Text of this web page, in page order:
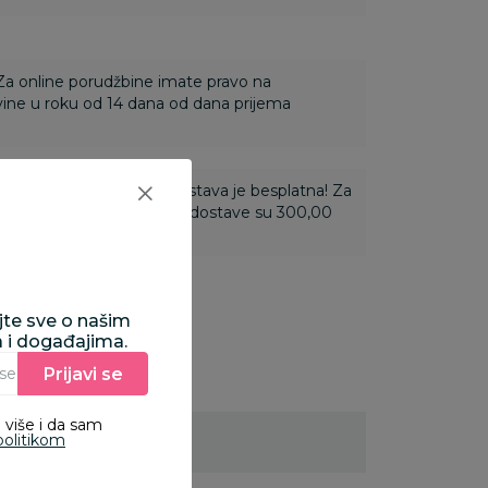
online porudžbine imate pravo na
u roku od 14 dana od dana prijema
3.500,00 rsd i više dostava je besplatna! Za
3.499,99 rsd troškovi dostave su 300,00
sve o našim
i događajima.
Unesite Vašu e‑mail adresu da biste se prijavili na newsletter.
Prijavi se
i da sam